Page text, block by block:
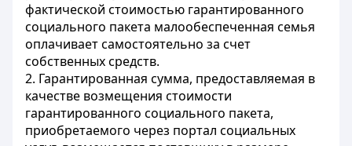
фактической стоимостью гарантированного
социального пакета малообеспеченная семья
оплачивает самостоятельно за счет
собственных средств.
2. Гарантированная сумма, предоставляемая в
качестве возмещения стоимости
гарантированного социального пакета,
приобретаемого через портал социальных